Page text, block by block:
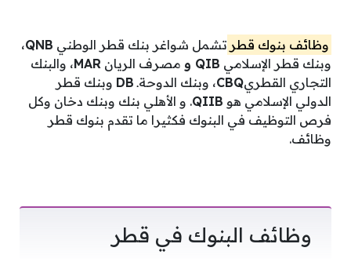
وظائف بنوك قطر تشمل شواغر بنك قطر الوطني QNB،
وبنك قطر الإسلامي QIB و مصرف الريان MAR، والبنك
التجاري القطريCBQ، وبنك الدوحةـ DB وبنك قطر
الدولي الإسلامي هو QIIB. و الأهلي بنك وبنك دخان وكل
فرص التوظيف في البنوك فكثيرا ما تقدم بنوك قطر
وظائف.
وظائف البنوك في قطر